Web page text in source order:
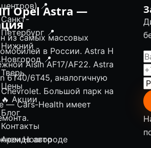
центров) 📍
Санкт-
Петербург 📍
Нижний
Новгород 📍
Тверь
Цены
🔥 Акции
Блог
Контакты
Аренда авто
Opel Astra —
из самых массовых
в России. Astra H
Aisin AF17/AF22. Astra
6T40/6T45, аналогичную
Большой парк на
— Cars-Health имеет
Новгороде